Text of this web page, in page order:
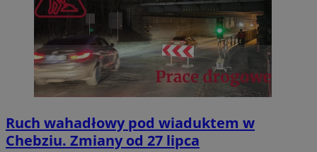
Ruch wahadłowy pod wiaduktem w
Chebziu. Zmiany od 27 lipca